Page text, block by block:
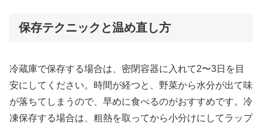
保存テクニックと温め直し方
冷蔵庫で保存する場合は、密閉容器に入れて2〜3日を目
安にしてください。時間が経つと、野菜から水分が出て味
が落ちてしまうので、早めに食べるのがおすすめです。冷
凍保存する場合は、粗熱を取ってから小分けにしてラップ